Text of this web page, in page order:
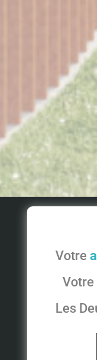
Votre
Votre
Les